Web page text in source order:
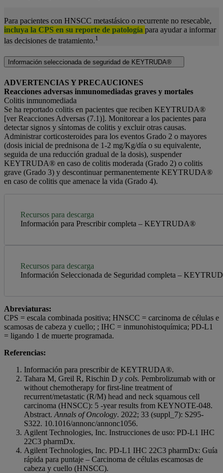
Para pacientes con HNSCC metastásico o recurrente no resecable,
incluya la CPS en su reporte de patología para ayudar a informar
las decisiones de tratamiento.1
Información seleccionada de seguridad de KEYTRUDA®
ADVERTENCIAS Y PRECAUCIONES
Reacciones adversas inmunomediadas graves y mortales
Colitis inmunomediada
Se ha reportado colitis en pacientes que reciben KEYTRUDA®
[ver Reacciones Adversas (7.1)]. Monitorear a los pacientes para
detectar signos y síntomas de colitis y excluir otras causas.
Administrar corticosteroides para los eventos Grado 2 o mayores
(dosis inicial de prednisona de 1-2 mg/Kg/día o su equivalente,
seguida de una reducción gradual de la dosis), suspender
KEYTRUDA® en caso de colitis moderada (Grado 2) o colitis
grave (Grado 3) y descontinuar permanentemente KEYTRUDA®
en caso de colitis que amenace la vida (Grado 4).
Recursos para descarga
Información para Prescribir completa – KEYTRUDA®
Recursos para descarga
Información Seleccionada de Seguridad completa –
Abreviaturas:
CPS = escala combinada positiva; HNSCC = carcinoma de células e
scamosas de cabeza y cuello; ; IHC = inmunohistoquímica; PD-L1
= ligando 1 de muerte programada.
Referencias:
Información para prescribir de KEYTRUDA®.
Tahara M, Greil R, Rischin D y cols. Pembrolizumab with or
without chemotherapy for first-line treatment of
recurrent/metastatic (R/M) head and neck squamous cell
carcinoma (HNSCC): 5 -year results from KEYNOTE-048.
Abstract. Annals of Oncology. 2022; 33 (suppl_7): S295-
S322. 10.1016/annonc/annonc1056.
Agilent Technologies, Inc. Instrucciones de uso: PD-L1 IHC
22C3 pharmDx.
Agilent Technologies, Inc. PD-L1 IHC 22C3 pharmDx: Guía
rápida para puntaje – Carcinoma de células escamosas de
cabeza y cuello (HNSCC).